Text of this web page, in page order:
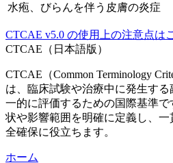
水疱、びらんを伴う皮膚の炎症
CTCAE v5.0 の使用上の注意点は
CTCAE（日本語版）
CTCAE（Common Terminology
は、臨床試験や治療中に発生す
一的に評価するための国際基準
状や影響範囲を明確に定義し、
全確保に役立ちます。
ホーム